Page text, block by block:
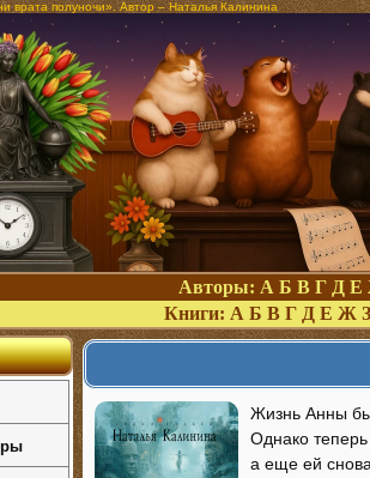
врата полуночи». Автор – Наталья Калинина
Авторы: А Б В Г Д Е
Книги: А Б В Г Д Е Ж З
Жизнь Анны
Однако
а еще ей